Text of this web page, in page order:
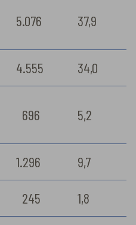
5.076 37,9
4.555 34,0
696 5,2
1.296 9,7
245 1,8